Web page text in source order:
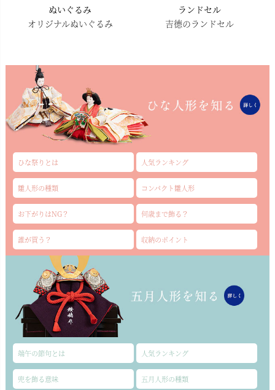
ぬいぐるみ
オリジナルぬいぐるみ
ランドセル
吉德のランドセル
ひな祭りとは 人気ランキング
雛人形の種類 コンパクト雛人形
お下がりはNG？ 何歳まで飾る？
誰が買う？ 収納のポイント
端午の節句とは 人気ランキング
兜を飾る意味 五月人形の種類